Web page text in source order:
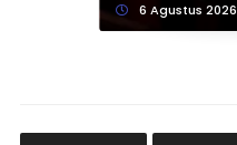
6 Agustus 2026